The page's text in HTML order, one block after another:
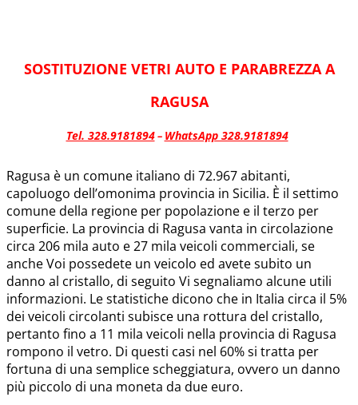
SOSTITUZIONE VETRI AUTO E PARABREZZA A
RAGUSA
Tel. 328.9181894– WhatsApp 328.9181894
Ragusa è un comune italiano di 72.967 abitanti,
capoluogo dell’omonima provincia in Sicilia. È il settimo
comune della regione per popolazione e il terzo per
superficie. La provincia di Ragusa vanta in circolazione
circa 206 mila auto e 27 mila veicoli commerciali, se
anche Voi possedete un veicolo ed avete subito un
danno al cristallo, di seguito Vi segnaliamo alcune utili
informazioni. Le statistiche dicono che in Italia circa il 5%
dei veicoli circolanti subisce una rottura del cristallo,
pertanto fino a 11 mila veicoli nella provincia di Ragusa
rompono il vetro. Di questi casi nel 60% si tratta per
fortuna di una semplice scheggiatura, ovvero un danno
più piccolo di una moneta da due euro.